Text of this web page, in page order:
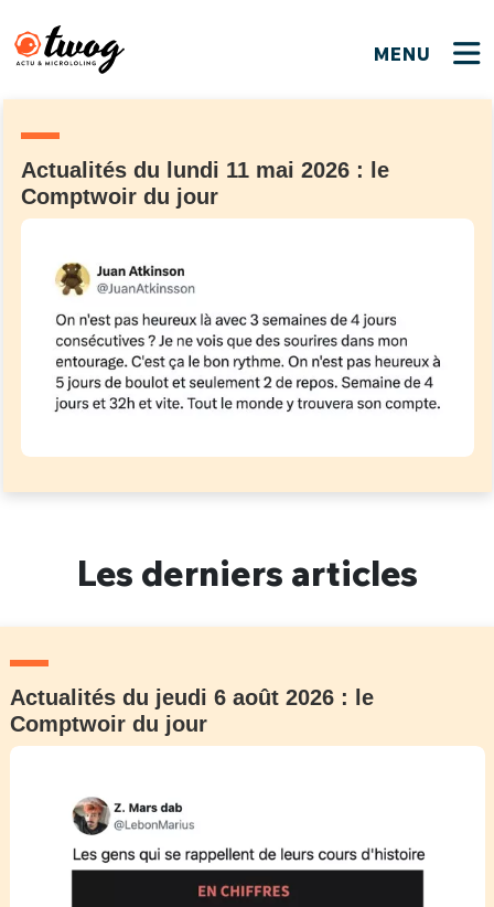
MENU
Actualités du lundi 11 mai 2026 : le
Comptwoir du jour
Les derniers articles
Actualités du jeudi 6 août 2026 : le
Comptwoir du jour
Bienvenue !
JE M'INSCRIS
PSEUDO*
EMAIL*
PASSWORD*
Connexion
PSEUDO
MOT DE PASSE Mot de passe perdu ?
CONNEXION
FERMER
Que souhaitez-vous proposer ?
Quelques tweets
C'EST PARTI
Ma propre sélection